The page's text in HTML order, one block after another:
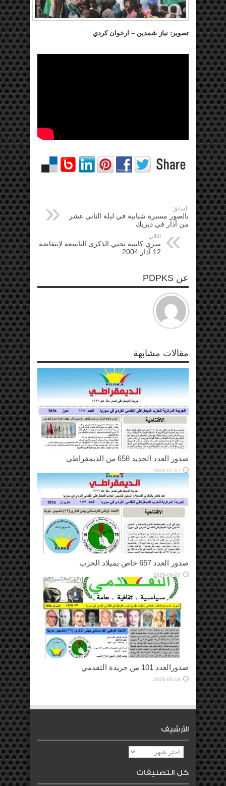
تصوير: نياز شمدين – ارخوان كردي
السابق:
بالصور مسيرة شبابية في ليلة الثاني عشر
من آذار في ديريك
التالي:
سري كانييه تحيي الذكرى التاسعة لإنتفاضة
12 آذار 2004
عن PDPKS
مقالات مشابهة
صدور العدد الجديد 658 من الديمقراطي
2026-07-07
صدور العدد 657 خاص بميلاد الحزب
2026-06-20
صدورالعدد 101 من جريدة التقدمي
2026-06-18
الأرشيف
الأرشيف
كل التصنيفات